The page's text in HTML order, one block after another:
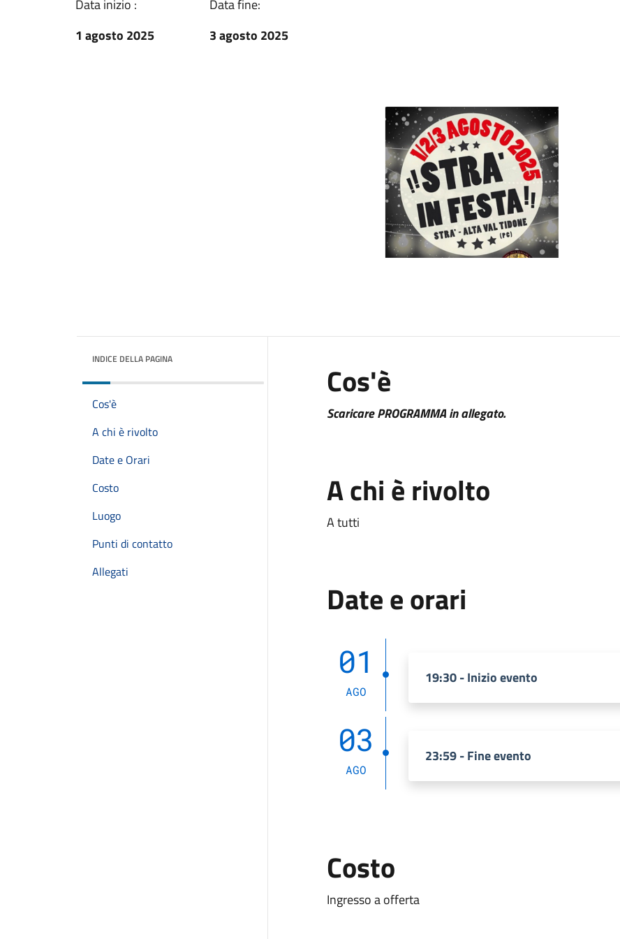
Data inizio :
1 agosto 2025
Data fine:
3 agosto 2025
INDICE DELLA PAGINA
Cos'è
A chi è rivolto
Date e Orari
Costo
Luogo
Punti di contatto
Allegati
Cos'è
Scaricare PROGRAMMA in allegato.
A chi è rivolto
A tutti
Date e orari
01
AGO
19:30 - Inizio evento
03
AGO
23:59 - Fine evento
Costo
Ingresso a offerta